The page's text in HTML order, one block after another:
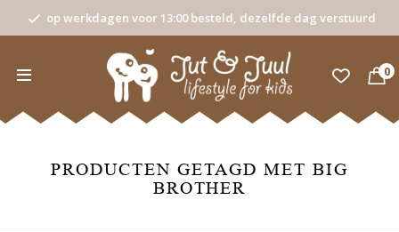
op werkdagen voor 13:00 besteld, dezelfde dag verstuurd
0
PRODUCTEN GETAGD MET BIG
BROTHER